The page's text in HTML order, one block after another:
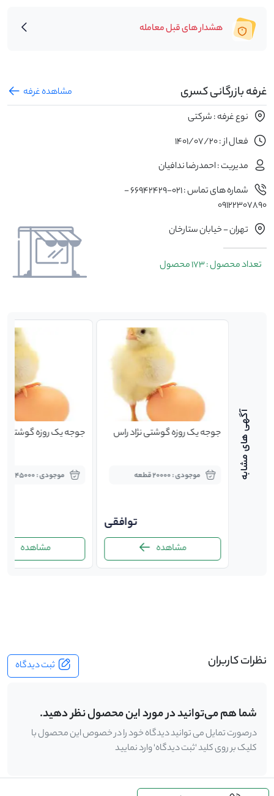
هشدار های قبل معامله
غرفه بازرگانی کسری
مشاهده غرفه
نوع غرفه : شرکتی
فعال از : 1401/07/20
مدیریت : احمدرضا ندافیان
شماره های تماس : 021-66942429 -
09122307890
تهران - خیابان ستارخان
تعداد محصول : 173 محصول
جوجه یک روزه گوشتی نژاد راس
موجودی : 20000 قطعه
توافقی
مشاهده
جوجه یک روزه گوشتی
موجودی : 45000 قطعه
مشاهده
نظرات کاربران ثبت دیدگاه
شما هم می‌توانید در مورد این محصول نظر دهید.
درصورت تمایل می توانید دیدگاه خود را در خصوص این محصول با
کلیک بر روی کلید 'ثبت دیدگاه' وارد نمایید